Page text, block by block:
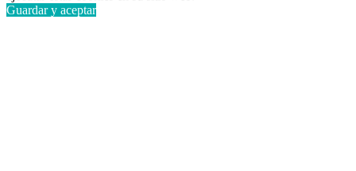
Guardar y aceptar